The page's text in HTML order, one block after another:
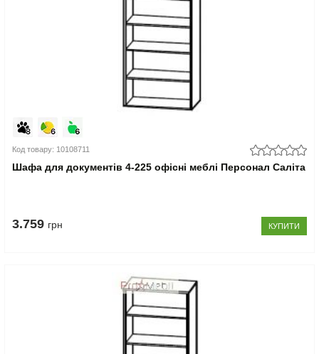
Код товару: 10108711
Шафа для документів 4-225 офісні меблі Персонал Саліта
3.759 грн КУПИТИ